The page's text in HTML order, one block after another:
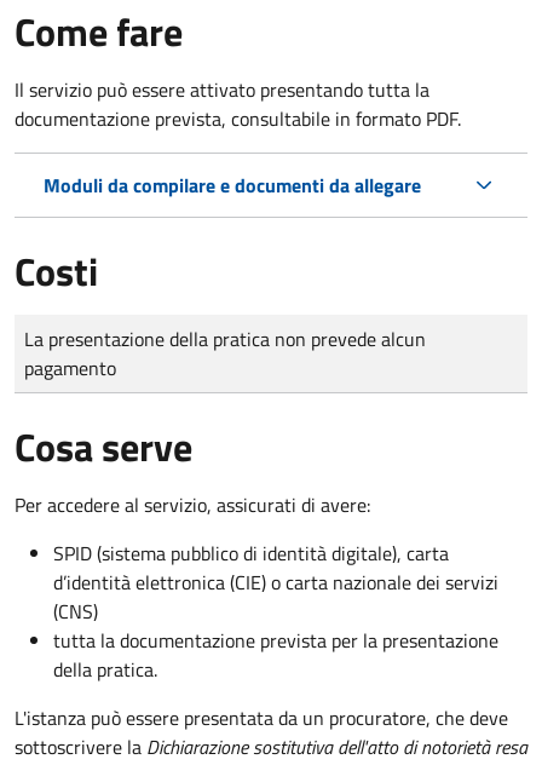
Come fare
Il servizio può essere attivato presentando tutta la
documentazione prevista, consultabile in formato PDF.
Moduli da compilare e documenti da allegare
Costi
Tipo di pagamento
Importo
La presentazione della pratica non prevede alcun
pagamento
Cosa serve
Per accedere al servizio, assicurati di avere:
SPID (sistema pubblico di identità digitale), carta
d’identità elettronica (CIE) o carta nazionale dei servizi
(CNS)
tutta la documentazione prevista per la presentazione
della pratica.
L'istanza può essere presentata da un procuratore, che deve
sottoscrivere la Dichiarazione sostitutiva dell'atto di notorietà resa